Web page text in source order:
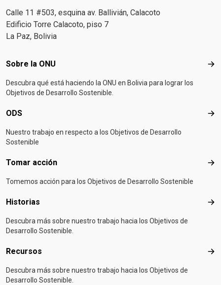
Calle 11 #503, esquina av. Ballivián, Calacoto
Edificio Torre Calacoto, piso 7
La Paz, Bolivia
Footer menu
Sobre la ONU
Descubra qué está haciendo la ONU en Bolivia para lograr los
Objetivos de Desarrollo Sostenible.
ODS
Nuestro trabajo en respecto a los Objetivos de Desarrollo
Sostenible
Tomar acción
Tomemos acción para los Objetivos de Desarrollo Sostenible
Historias
Descubra más sobre nuestro trabajo hacia los Objetivos de
Desarrollo Sostenible.
Recursos
Descubra más sobre nuestro trabajo hacia los Objetivos de
Desarrollo Sostenible.